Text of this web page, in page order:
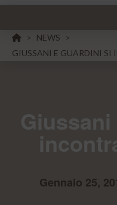
HOME
> NEWS
>
GIUSSANI E GUARDINI SI
Gennaio 25,